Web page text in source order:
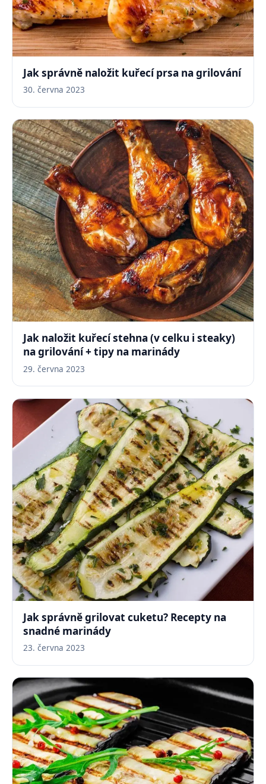
Jak správně naložit kuřecí prsa na grilování
30. června 2023
Jak naložit kuřecí stehna (v celku i steaky)
na grilování + tipy na marinády
29. června 2023
Jak správně grilovat cuketu? Recepty na
snadné marinády
23. června 2023